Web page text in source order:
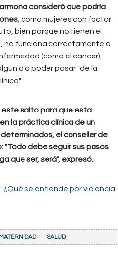
consideró que podría
, como mujeres con factor
bien porque no tienen el
no funciona correctamente o
(como el cáncer),
día poder pasar "de la
este salto para que esta
la práctica clínica de un
el conseller de
"Todo debe seguir sus pasos
que ser, será", expresó.
¿Qué se entiende por violencia
MATERNIDAD SALUD